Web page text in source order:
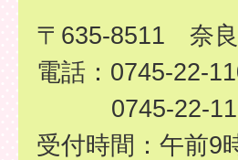
〒635-8511 奈良
電話：0745-22-
0745-22-
受付時間：午前9